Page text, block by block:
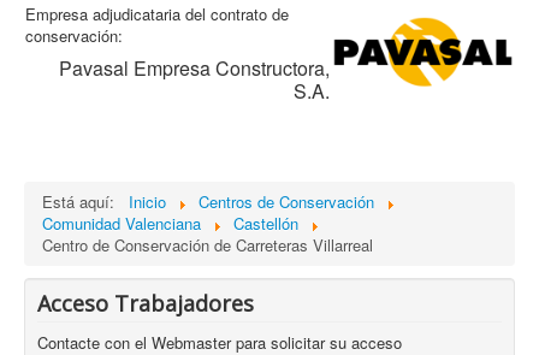
Empresa adjudicataria del contrato de
conservación:
Pavasal Empresa Constructora,
S.A.
Está aquí: Inicio
Centros de Conservación
Comunidad Valenciana
Castellón
Centro de Conservación de Carreteras Villarreal
Acceso Trabajadores
Contacte con el Webmaster para solicitar su acceso